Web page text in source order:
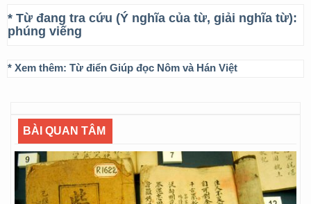
* Từ đang tra cứu (Ý nghĩa của từ, giải nghĩa từ):
phúng viếng
* Xem thêm: Từ điển Giúp đọc Nôm và Hán Việt
BÀI QUAN TÂM